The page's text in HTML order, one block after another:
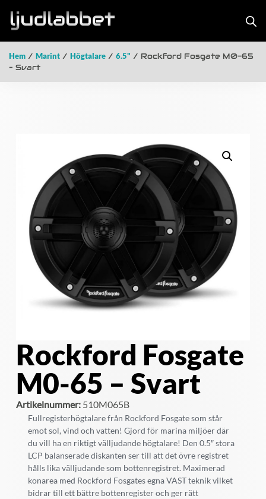
Hem / Marint / Högtalare / 6.5" / Rockford Fosgate M0-65
– Svart
Rockford Fosgate
M0-65 – Svart
Artikelnummer:510M065B
Fullregisterhögtalare från Rockford Fosgate som står
emot sol, vind och vatten! Gjord för marina miljöer där
du vill ha en riktigt välljudande högtalare! Den 0.5″ stora
LCP balanserade diskanten ser till att det övre registret
hålls lika välljudande som bottenregistret. Maximerad
konarea med Rockford Fosgates egna VAST teknik vilket
bidrar till ett bättre bottenregister och ger rätt